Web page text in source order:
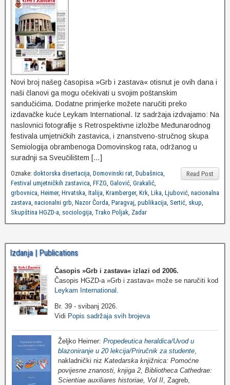
Novi broj našeg časopisa »Grb i zastava« otisnut je ovih dana i
naši članovi ga mogu očekivati u svojim poštanskim
sandučićima. Dodatne primjerke možete naručiti preko
izdavačke kuće Leykam International. Iz sadržaja izdvajamo: Na
naslovnici fotografije s Retrospektivne izložbe Međunarodnog
festivala umjetničkih zastavica, i znanstveno-stručnog skupa
Semiologija obrambenoga Domovinskog rata, održanog u
suradnji sa Sveučilištem […]
Read Post
Oznake: doktorska disertacija, Domovinski rat, Dubašnica,
Festival umjetničkih zastavica, FFZG, Galović, Grakalić,
grbovnica, Heimer, Hrvatska, Italija, Kramberger, Krk, Lika, Ljubović, nacionalna
zastava, nacionalni grb, Nazor Čorda, Paragvaj, publikacija, Sertić, skup,
Skupština HGZD-a, sociologija, Trako Poljak, Zadar
Izdanja | Publications
Časopis »Grb i zastava« izlazi od 2006.
Časopis HGZD-a »Grb i zastava« može se naručiti kod
Leykam International
Br. 39 - svibanj 2026.
Vidi Popis sadržaja svih brojeva
Željko Heimer: Propedeutica heraldica/Uvod u
blazoniranje u 20 lekcija/Priručnik za studente,
nakladnički niz Katedarska knjižnica: Pomoćne
povijesne znanosti, knjiga 2, Bibliotheca Cathedrae:
Scientiae auxiliares historiae, Vol II, Zagreb,